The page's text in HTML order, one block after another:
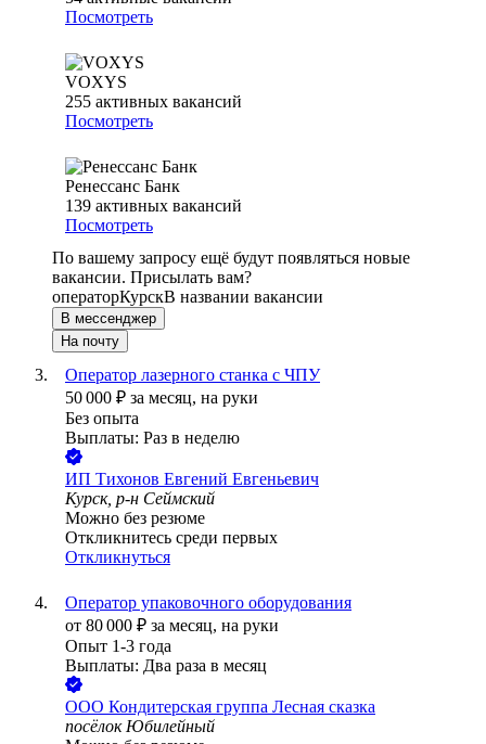
Посмотреть
VOXYS
255 активных вакансий
Посмотреть
Ренессанс Банк
139 активных вакансий
Посмотреть
По вашему запросу ещё будут появляться новые
вакансии. Присылать вам?
операторКурскВ названии вакансии
В мессенджер
На почту
Оператор лазерного станка с ЧПУ
50 000 ₽ за месяц, на руки
Без опыта
Выплаты: Раз в неделю
ИП Тихонов Евгений Евгеньевич
Курск, р-н Сеймский
Можно без резюме
Откликнитесь среди первых
Откликнуться
Оператор упаковочного оборудования
от 80 000 ₽ за месяц, на руки
Опыт 1-3 года
Выплаты: Два раза в месяц
ООО Кондитерская группа Лесная сказка
посёлок Юбилейный